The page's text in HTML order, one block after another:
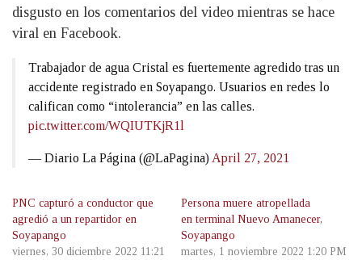
disgusto en los comentarios del video mientras se hace
viral en Facebook.
Trabajador de agua Cristal es fuertemente agredido tras un
accidente registrado en Soyapango. Usuarios en redes lo
califican como “intolerancia” en las calles.
pic.twitter.com/WQIUTKjR1l
— Diario La Página (@LaPagina) April 27, 2021
PNC capturó a conductor que
agredió a un repartidor en
Soyapango
viernes, 30 diciembre 2022 11:21
Persona muere atropellada
en terminal Nuevo Amanecer,
Soyapango
martes, 1 noviembre 2022 1:20 PM